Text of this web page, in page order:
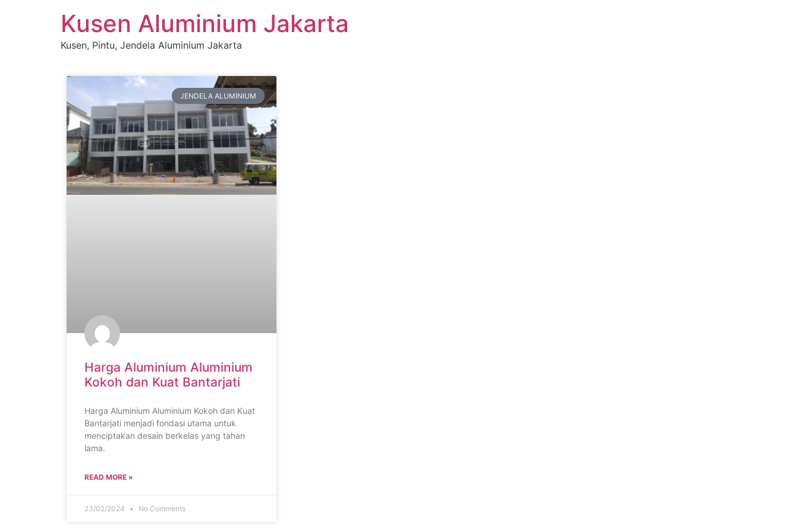
Kusen Aluminium Jakarta
Kusen, Pintu, Jendela Aluminium Jakarta
JENDELA ALUMINIUM
Harga Aluminium Aluminium
Kokoh dan Kuat Bantarjati
Harga Aluminium Aluminium Kokoh dan Kuat
Bantarjati menjadi fondasi utama untuk
menciptakan desain berkelas yang tahan
lama.
READ MORE »
23/02/2024 No Comments